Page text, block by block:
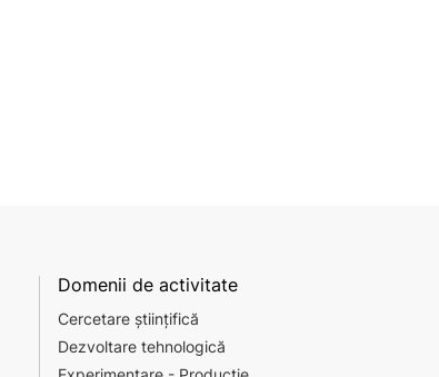
Domenii de activitate
Cercetare științifică
Dezvoltare tehnologică